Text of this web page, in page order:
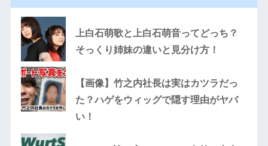
上白石萌歌と上白石萌音ってどっち？
そっくり姉妹の違いと見分け方！
【画像】竹之内社長は実はカツラだっ
た？ハゲをウィッグで隠す理由がヤバ
い！